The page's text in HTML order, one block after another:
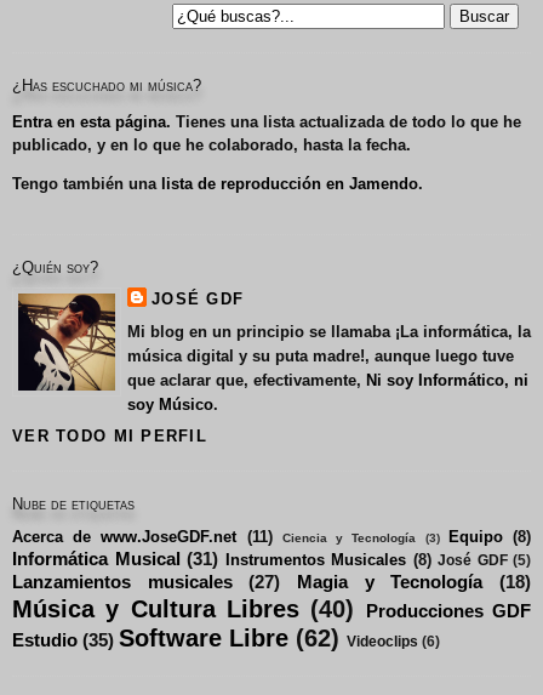
¿Has escuchado mi música?
Entra en esta página. Tienes una lista actualizada de todo lo que he
publicado, y en lo que he colaborado, hasta la fecha.
Tengo también una lista de reproducción en Jamendo.
¿Quién soy?
JOSÉ GDF
Mi blog en un principio se llamaba ¡La informática, la
música digital y su puta madre!, aunque luego tuve
que aclarar que, efectivamente, Ni soy Informático, ni
soy Músico.
VER TODO MI PERFIL
Nube de etiquetas
Acerca de www.JoseGDF.net (11) Ciencia y Tecnología (3) Equipo (8)
Informática Musical (31) Instrumentos Musicales (8) José GDF (5)
Lanzamientos musicales (27) Magia y Tecnología (18)
Música y Cultura Libres (40)
Producciones GDF
Estudio (35) Software Libre (62) Videoclips (6)